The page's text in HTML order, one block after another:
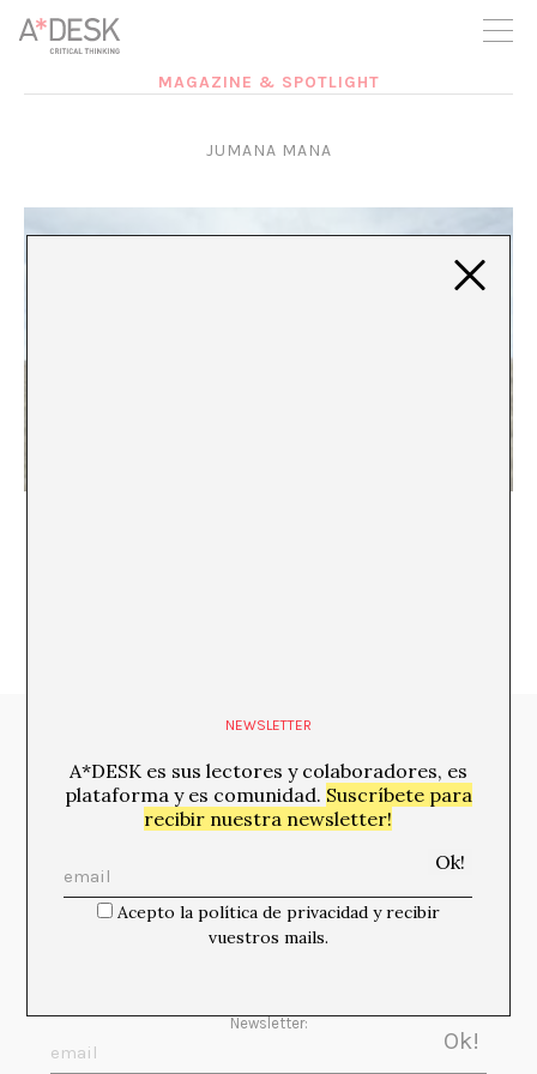
crees también en A*DESK seguimos necesitándote para poder
seguir adelante. Ahora puedes participar del proyecto y
apoyarlo.
MAGAZINE & SPOTLIGHT
JUMANA MANA
Newsletter:
NEWSLETTER
A*DESK es sus lectores y colaboradores, es
plataforma y es comunidad. Suscríbete para
recibir nuestra newsletter!
Acepto la política de privacidad y recibir
vuestros mails.